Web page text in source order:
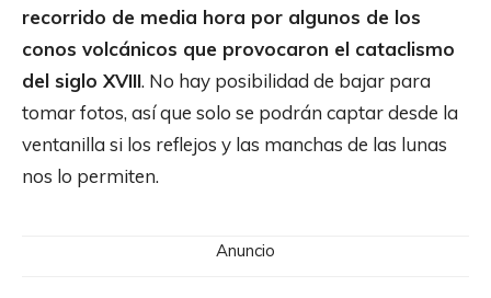
recorrido de media hora por algunos de los
conos volcánicos que provocaron el cataclismo
del siglo XVIII. No hay posibilidad de bajar para
tomar fotos, así que solo se podrán captar desde la
ventanilla si los reflejos y las manchas de las lunas
nos lo permiten.
Anuncio